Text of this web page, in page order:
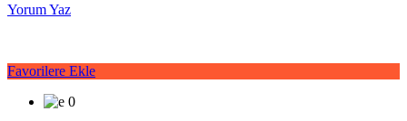
Yorum Yaz
Favorilere Ekle
0